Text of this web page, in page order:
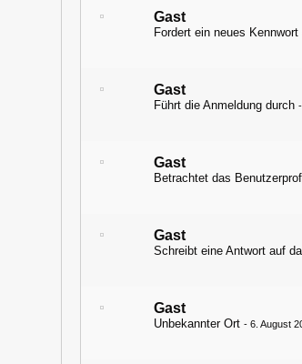
Gast
Fordert ein neues
Gast
Führt die Anmeldung durch
Gast
Betrachtet das
Gast
Schreibt eine Antwort auf
Gast
Unbekannter Ort-6. August